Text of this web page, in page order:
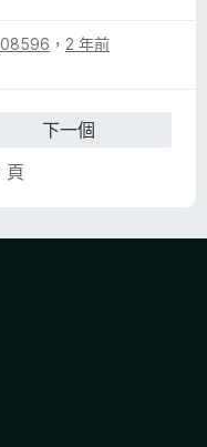
， 2 年前
下一個
頁